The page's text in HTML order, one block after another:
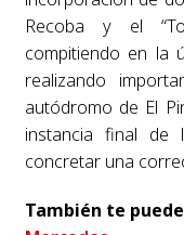
Recoba y el
compitiendo en la
realizando
autódromo de El
instancia final de
concretar una
También te